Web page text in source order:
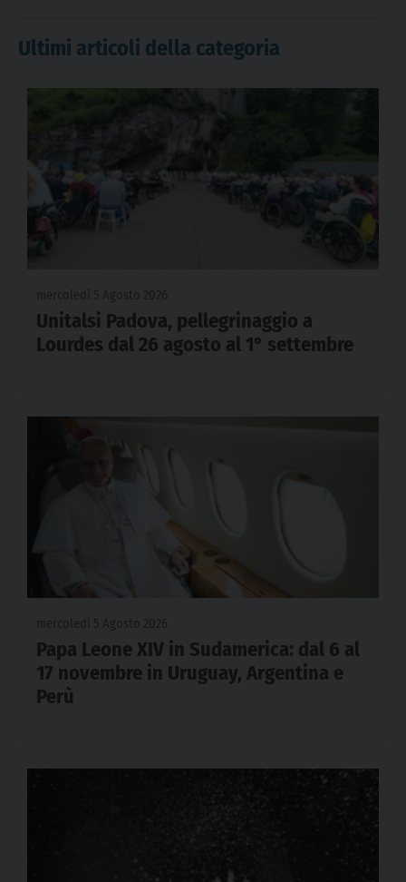
Ultimi articoli della categoria
Unitalsi Padova, pellegrinaggio a
Lourdes dal 26 agosto al 1° settembre
Papa Leone XIV in Sudamerica: dal 6 al
17 novembre in Uruguay, Argentina e
Perù